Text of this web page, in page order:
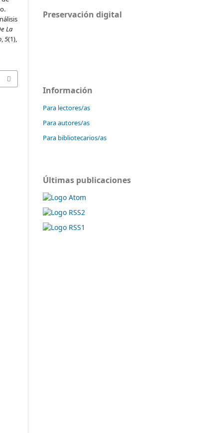
La
,5(1),
Preservación digital
Información
Para lectores/as
Para autores/as
Para bibliotecarios/as
Últimas publicaciones